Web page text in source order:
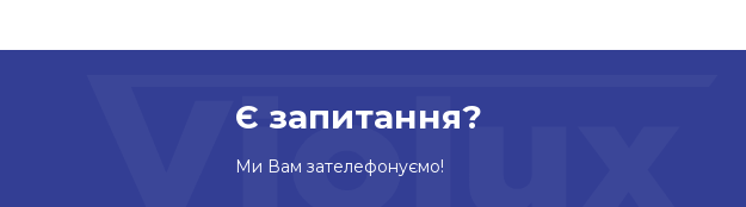
Є запитання?
Ми Вам зателефонуємо!